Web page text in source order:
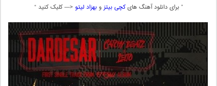
” برای دانلود آهنگ هایکچی بیتزوبهزاد لیتو <— کلیک کنید “